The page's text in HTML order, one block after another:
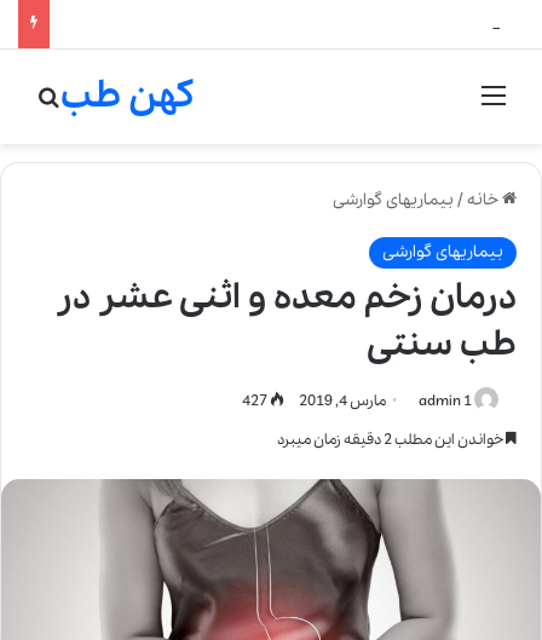
منو کهن طب
خانه/ بیماریهای گوارشی
بیماریهای گوارشی
درمان زخم معده و اثنی عشر در
طب سنتی
admin 1 مارس 4, 2019
خواندن این مطلب 2 دقیقه زمان میبرد